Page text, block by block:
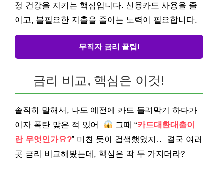
정 건강을 지키는 핵심입니다. 신용카드 사용을 줄
이고, 불필요한 지출을 줄이는 노력이 필요합니다.
무직자 금리 꿀팁!
금리 비교, 핵심은 이것!
솔직히 말해서, 나도 예전에 카드 돌려막기 하다가
이자 폭탄 맞은 적 있어.
그때 “카드대환대출이
란 무엇인가요?” 미친 듯이 검색했었지… 결국 여러
곳 금리 비교해봤는데, 핵심은 딱 두 가지더라?